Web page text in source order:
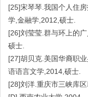
[25]宋琴琴.我国个人住
学,金融学,2012,硕士.
[26]刘莹莹.群与环上的
硕士.
[27]胡贝克.美国华裔职
语语言文学,2014,硕士.
[28]刘洋.重庆市三峡库